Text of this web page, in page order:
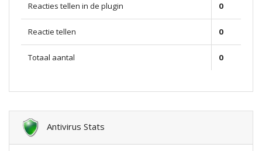
Reacties tellen in de plugin 0
Reactie tellen 0
Totaal aantal 0
Antivirus Stats